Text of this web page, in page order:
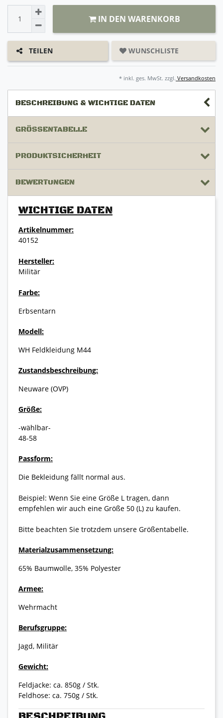
IN DEN WARENKORB
TEILEN WUNSCHLISTE
* inkl. ges. MwSt. zzgl. Versandkosten
BESCHREIBUNG & WICHTIGE DATEN
GRÖSSENTABELLE
PRODUKTSICHERHEIT
BEWERTUNGEN
WICHTIGE DATEN
Artikelnummer:
40152
Hersteller:
Militär
Farbe:
Erbsentarn
Modell:
WH Feldkleidung M44
Zustandsbeschreibung:
Neuware (OVP)
Größe:
-wählbar-
48-58
Passform:
Die Bekleidung fällt normal aus.
Beispiel: Wenn Sie eine Größe L tragen, dann
empfehlen wir auch eine Größe 50 (L) zu kaufen.
Bitte beachten Sie trotzdem unsere Größentabelle.
Materialzusammensetzung:
65% Baumwolle, 35% Polyester
Armee:
Wehrmacht
Berufsgruppe:
Jagd, Militär
Gewicht:
Feldjacke: ca. 850g / Stk.
Feldhose: ca. 750g / Stk.